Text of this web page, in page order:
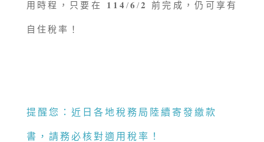
用時程，只要在 𝟏𝟏𝟒/𝟔/𝟐 前完成，仍可享有
自住稅率！
提醒您：近日各地稅務局陸續寄發繳款
書，請務必核對適用稅率！